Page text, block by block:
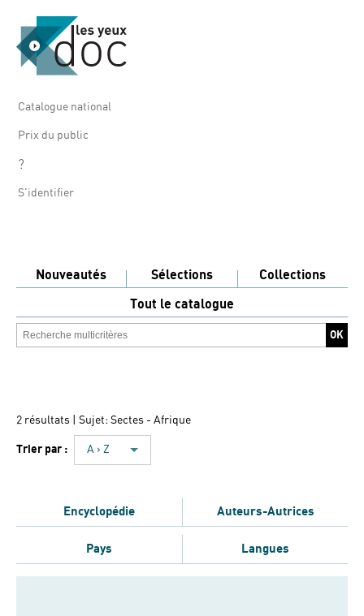
Catalogue national
Prix du public
?
S'identifier
Nouveautés Sélections
Collections
Tout le catalogue
2 résultats | Sujet: Sectes - Afrique
Trier par : A › Z
Encyclopédie Auteurs-Autrices
Pays Langues